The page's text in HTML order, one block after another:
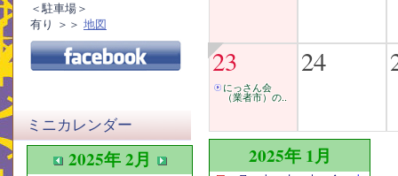
＜駐車場＞
有り ＞＞ 地図
ミニカレンダー
2025年 2月
23
にっさん会
（業者市）の..
24
2025年 1月